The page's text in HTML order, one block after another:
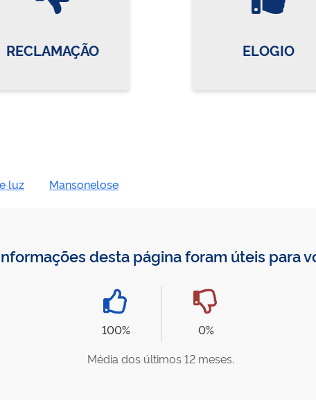
RECLAMAÇÃO ELOGIO
luz Mansonelose
desta página foram úteis para
100%
0%
Média dos últimos 12 meses.